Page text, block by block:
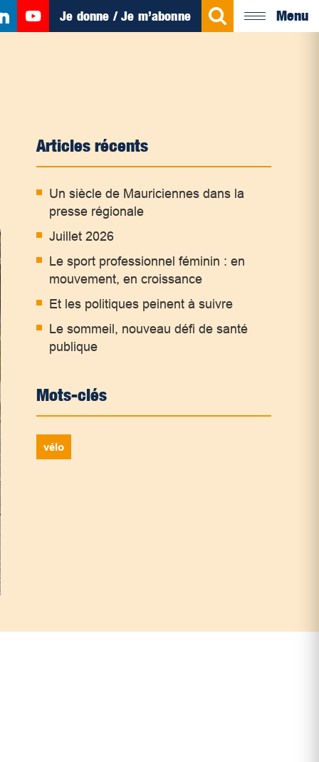
Je donne / Je m’abonne Menu
Articles récents
Un siècle de Mauriciennes dans la
presse régionale
Juillet 2026
Le sport professionnel féminin : en
mouvement, en croissance
Et les politiques peinent à suivre
Le sommeil, nouveau défi de santé
publique
Mots-clés
vélo